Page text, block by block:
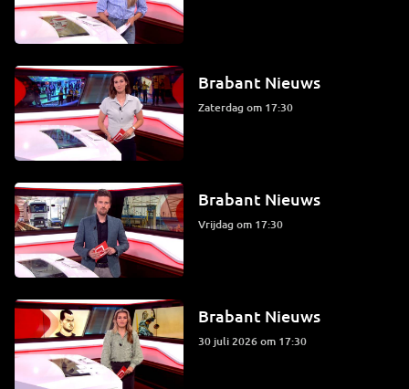
Brabant Nieuws
zaterdag om 17:30
Brabant Nieuws
vrijdag om 17:30
Brabant Nieuws
30 juli 2026 om 17:30